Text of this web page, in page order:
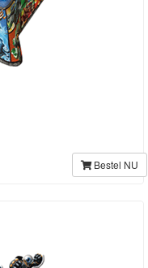
Bestel NU